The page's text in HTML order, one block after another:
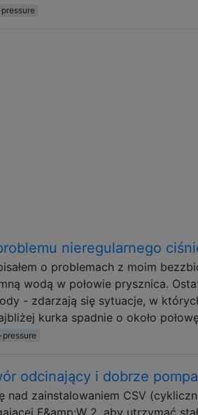
nieregularnego
o problemach z moim
wodą w połowie prysznica.
- zdarzają się sytuacje, w
kurka spadnie o około
odcinający i dobrze
nad zainstalowaniem CSV
F&amp;W 2, aby utrzymać